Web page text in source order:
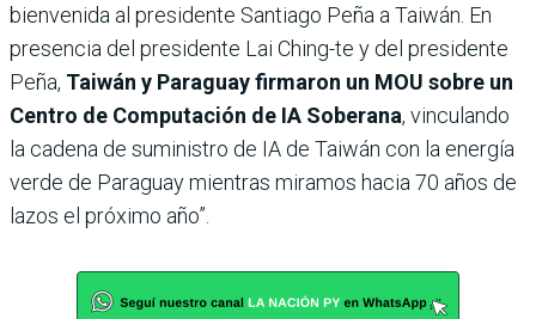
bienvenida al presidente Santiago Peña a Taiwán. En
presencia del presidente Lai Ching-te y del presidente
Peña, Taiwán y Paraguay firmaron un MOU sobre un
Centro de Computación de IA Soberana, vinculando
la cadena de suministro de IA de Taiwán con la energía
verde de Paraguay mientras miramos hacia 70 años de
lazos el próximo año”.